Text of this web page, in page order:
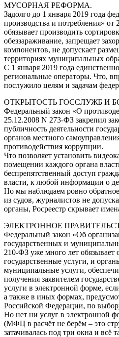
МУСОРНАЯ РЕФОРМА.
Задолго до 1 января 2019 года
производства и потребления»
обязывает производить
обеззараживание, запрещает
компонентов, не допускает
территориях муниципальных
С 1 января 2019 года
региональные операторы. Что,
послужило целям и задачам
ОТКРЫТОСТЬ ГОССЛУЖБ И
Федеральный закон «О
25.12.2008 N 273-ФЗ закрепил
публичность деятельности
органов местного
противодействия коррупции.
Что позволяет установить
помещении каждого органа
беспрепятственный доступ
власти, к любой информации о
Но мы наблюдаем ровно
из судов, журналистов не
органы, Росреестр скрывает
ЭЛЕКТРОННОЕ
Федеральный закон «Об
государственных и
210-ФЗ уже много лет обязывает
государственные услуги, и
муниципальные услуги,
получения заявителем
услуги в электронной форме,
а также в иных формах,
Российской Федерации, по
Но нет ни услуг в электронной
(МФЦ в расчёт не берём – это
затачивалась под три окна и всё